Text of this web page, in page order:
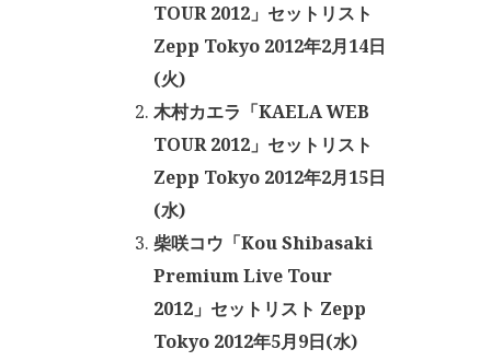
TOUR 2012」セットリスト
Zepp Tokyo 2012年2月14日
(火)
木村カエラ「KAELA WEB
TOUR 2012」セットリスト
Zepp Tokyo 2012年2月15日
(水)
柴咲コウ「Kou Shibasaki
Premium Live Tour
2012」セットリスト Zepp
Tokyo 2012年5月9日(水)